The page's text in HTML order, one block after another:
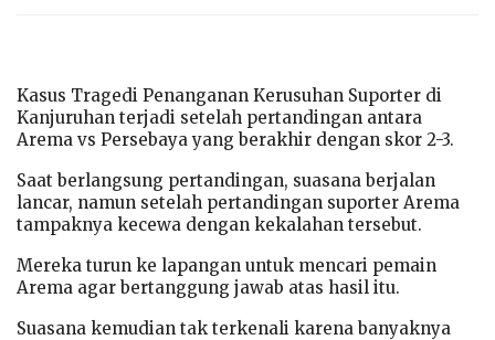
Kasus Tragedi Penanganan Kerusuhan Suporter di
Kanjuruhan terjadi setelah pertandingan antara
Arema vs Persebaya yang berakhir dengan skor 2-3.
Saat berlangsung pertandingan, suasana berjalan
lancar, namun setelah pertandingan suporter Arema
tampaknya kecewa dengan kekalahan tersebut.
Mereka turun ke lapangan untuk mencari pemain
Arema agar bertanggung jawab atas hasil itu.
Suasana kemudian tak terkenali karena banyaknya